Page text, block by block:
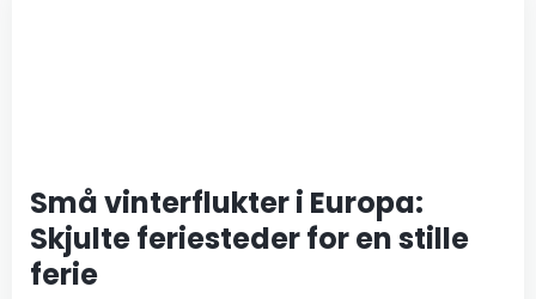
Små vinterflukter i Europa:
Skjulte feriesteder for en stille
ferie